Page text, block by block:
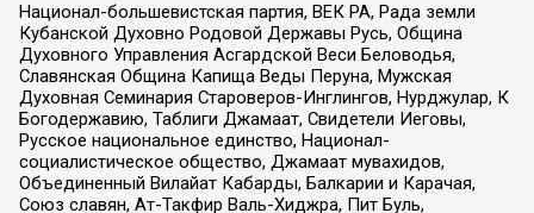
Национал-большевистская партия, ВЕК РА, Рада земли
Кубанской Духовно Родовой Державы Русь, Община
Духовного Управления Асгардской Веси Беловодья,
Славянская Община Капища Веды Перуна, Мужская
Духовная Семинария Староверов-Инглингов, Нурджулар, К
Богодержавию, Таблиги Джамаат, Свидетели Иеговы,
Русское национальное единство, Национал-
социалистическое общество, Джамаат мувахидов,
Объединенный Вилайат Кабарды, Балкарии и Карачая,
Союз славян, Ат-Такфир Валь-Хиджра, Пит Буль,